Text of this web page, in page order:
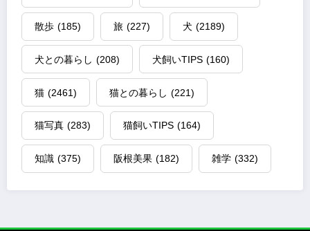
散歩 (185) 旅 (227) 犬 (2189)
犬との暮らし (208) 犬飼いTIPS (160)
猫 (2461) 猫との暮らし (221)
猫写真 (283) 猫飼いTIPS (164)
知識 (375) 阪根美果 (182) 雑学 (332)